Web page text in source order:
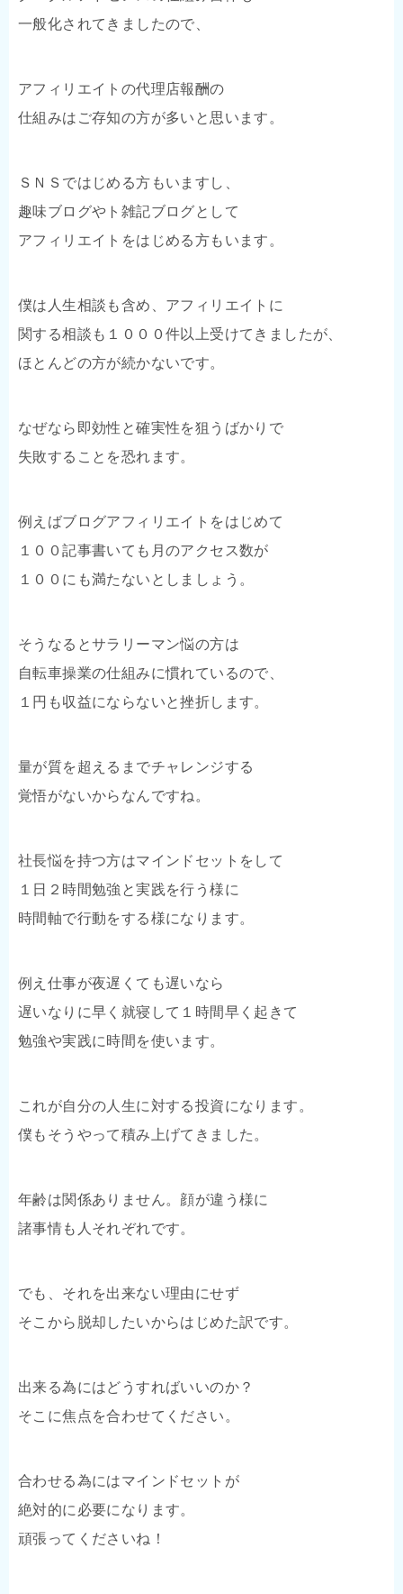
一般化されてきましたので、
アフィリエイトの代理店報酬の
仕組みはご存知の方が多いと思います。
ＳＮＳではじめる方もいますし、
趣味ブログやト雑記ブログとして
アフィリエイトをはじめる方もいます。
僕は人生相談も含め、アフィリエイトに
関する相談も１０００件以上受けてきましたが、
ほとんどの方が続かないです。
なぜなら即効性と確実性を狙うばかりで
失敗することを恐れます。
例えばブログアフィリエイトをはじめて
１００記事書いても月のアクセス数が
１００にも満たないとしましょう。
そうなるとサラリーマン悩の方は
自転車操業の仕組みに慣れているので、
１円も収益にならないと挫折します。
量が質を超えるまでチャレンジする
覚悟がないからなんですね。
社長悩を持つ方はマインドセットをして
１日２時間勉強と実践を行う様に
時間軸で行動をする様になります。
例え仕事が夜遅くても遅いなら
遅いなりに早く就寝して１時間早く起きて
勉強や実践に時間を使います。
これが自分の人生に対する投資になります。
僕もそうやって積み上げてきました。
年齢は関係ありません。顔が違う様に
諸事情も人それぞれです。
でも、それを出来ない理由にせず
そこから脱却したいからはじめた訳です。
出来る為にはどうすればいいのか？
そこに焦点を合わせてください。
合わせる為にはマインドセットが
絶対的に必要になります。
頑張ってくださいね！